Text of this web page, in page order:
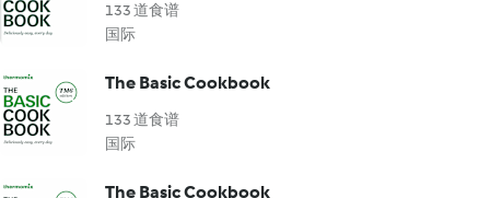
133 道食谱
国际
The Basic Cookbook
133 道食谱
国际
The Basic Cookbook